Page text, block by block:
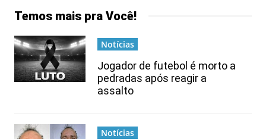
Temos mais pra Você!
Notícias
Jogador de futebol é morto a
pedradas após reagir a
assalto
Notícias